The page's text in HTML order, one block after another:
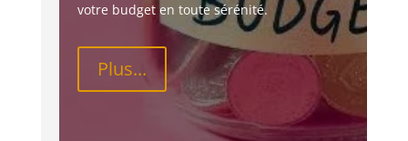
votre budget en toute sérénité.
Plus...